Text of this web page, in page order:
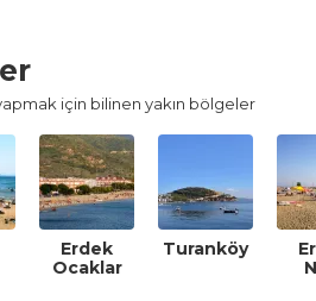
için bilinen yakın bölgeler
Erdek
Ocaklar
Turanköy